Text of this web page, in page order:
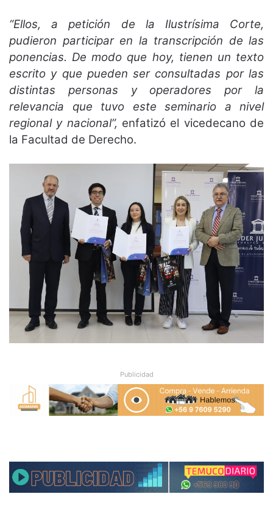
“Ellos, a petición de la Ilustrísima Corte,
pudieron participar en la transcripción de las
ponencias. De modo que hoy, tienen un texto
escrito y que pueden ser consultadas por las
distintas personas y operadores por la
relevancia que tuvo este seminario a nivel
regional y nacional”, enfatizó el vicedecano de
la Facultad de Derecho.
Publicidad